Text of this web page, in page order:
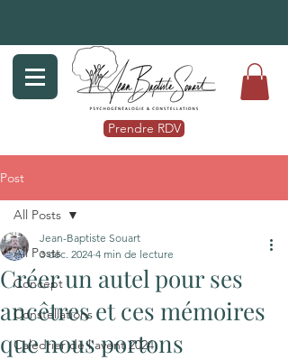
Prendre RDV
Post
All Posts
Concept
Constellations
Caledrier de l'avent 2024
All Posts
Créer un autel pour ses
ancêtres et ces mémoires
que nous portons
Jean-Baptiste Souart
3 déc. 2024 4 min de lecture